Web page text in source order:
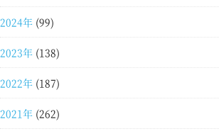
2024年 (99)
2023年 (138)
2022年 (187)
2021年 (262)